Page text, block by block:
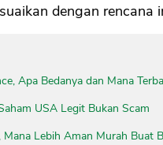
dengan rencana
Apa Bedanya dan Mana
USA Legit Bukan Scam
Mana Lebih Aman Murah Buat